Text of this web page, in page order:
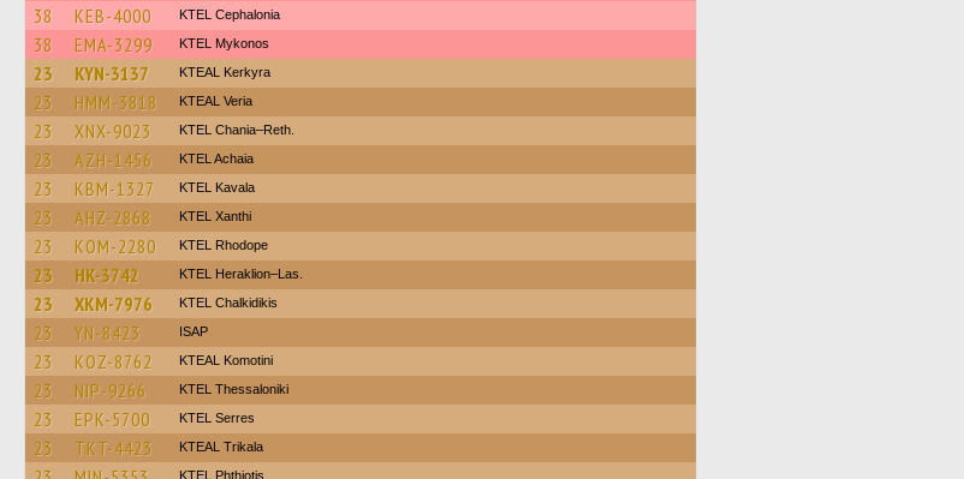
38 KEB-4000 KTEL Cephalonia
38 EMA-3299 KTEL Mykonos
23 KYN-3137 KTEAL Kerkyra
23 HMM-3818 KTEAL Veria
23 XNX-9023 KTEL Chania–Reth.
23 AZH-1456 KTEL Achaia
23 KBM-1327 KTEL Kavala
23 AHZ-2868 KTEL Xanthi
23 KOM-2280 KTEL Rhodope
23 HK-3742 KTEL Heraklion–Las.
23 XKM-7976 ΚΤΕL Chalkidikis
23 YN-8423 ISAP
23 KOZ-8762 KTEAL Komotini
23 NIP-9266 KTEL Thessaloniki
23 EPK-5700 KTEL Serres
23 TKT-4423 KTEAL Trikala
ΚΤΕL Phthiotis